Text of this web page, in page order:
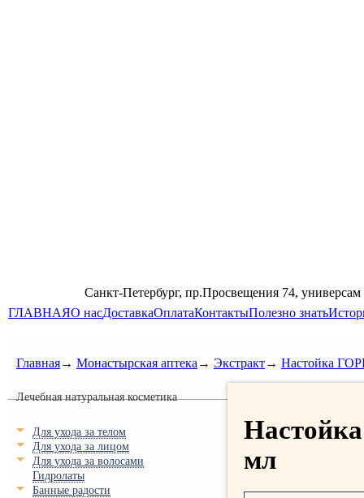
Санкт-Петербург, пр.Просвещения 74,
ГЛАВНАЯО насДоставкаОплатаКонтактыПолезно знать
Главная→ Монастырская аптека → Экстракт→ Настойка
Лечебная натуральная косметика
Для ухода за телом
Для ухода за лицом
Для ухода за волосами
Гидролаты
Банные радости
мл